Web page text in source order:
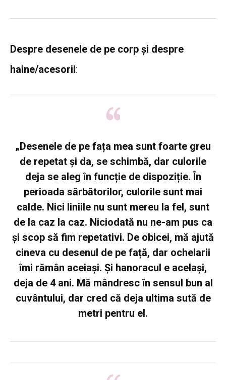
Despre desenele de pe corp și despre
haine/acesorii:
„Desenele de pe fața mea sunt foarte greu
de repetat și da, se schimbă, dar culorile
deja se aleg în funcție de dispoziție. În
perioada sărbătorilor, culorile sunt mai
calde. Nici liniile nu sunt mereu la fel, sunt
de la caz la caz. Niciodată nu ne-am pus ca
și scop să fim repetativi. De obicei, mă ajută
cineva cu desenul de pe față, dar ochelarii
îmi rămân aceiași. Și hanoracul e același,
deja de 4 ani. Mă mândresc în sensul bun al
cuvântului, dar cred că deja ultima sută de
metri pentru el.